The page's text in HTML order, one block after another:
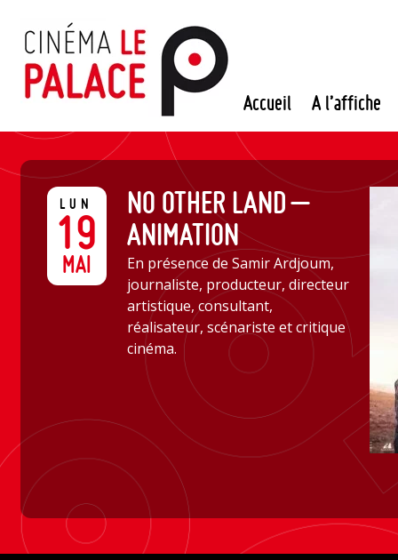
contenu
Accueil A l’affiche
LUN
19
MAI
NO OTHER LAND –
ANIMATION
En présence de Samir Ardjoum,
journaliste, producteur, directeur
artistique, consultant,
réalisateur, scénariste et critique
cinéma.